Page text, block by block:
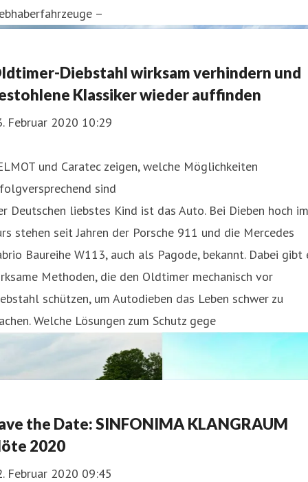
–
Diebstahl wirksam verhindern und
Klassiker wieder auffinden
Februar 2020 10:29
und Caratec zeigen, welche Möglichkeiten
sind
Deutschen liebstes Kind ist das Auto. Bei Dieben hoch im
stehen seit Jahren der Porsche 911 und die Mercedes
Baureihe W113, auch als Pagode, bekannt. Dabei gibt
Methoden, die den Oldtimer mechanisch vor
schützen, um Autodieben das Leben schwer zu
Welche Lösungen zum Schutz gege
the Date: SINFONIMA KLANGRAUM
2020
Februar 2020 09:45